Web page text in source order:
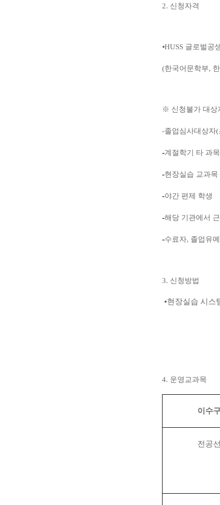
2. 신청자격
⦁HUSS 글로벌공
(한국어문학부,
※ 신청불가 대상
-졸업심사대상자(
-계절학기 타 과
-현장실습 교과목
-야간 편제 학생
-해당 기관에서
-수료자, 졸업유
3. 신청방법
⦁현장실습 시스
4. 운영교과목
이수
전공